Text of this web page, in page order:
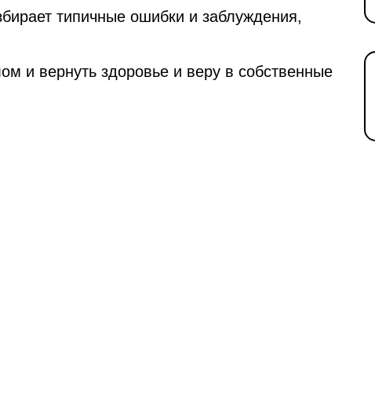
типичные ошибки и заблуждения,
и вернуть здоровье и веру в собственные